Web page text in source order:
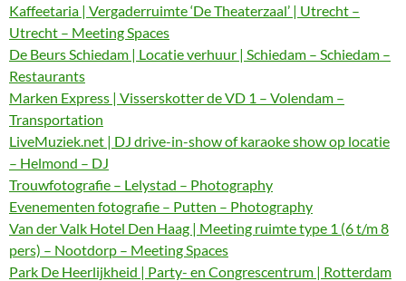
Kaffeetaria | Vergaderruimte ‘De Theaterzaal’ | Utrecht –
Utrecht – Meeting Spaces
De Beurs Schiedam | Locatie verhuur | Schiedam – Schiedam –
Restaurants
Marken Express | Visserskotter de VD 1 – Volendam –
Transportation
LiveMuziek.net | DJ drive-in-show of karaoke show op locatie
– Helmond – DJ
Trouwfotografie – Lelystad – Photography
Evenementen fotografie – Putten – Photography
Van der Valk Hotel Den Haag | Meeting ruimte type 1 (6 t/m 8
pers) – Nootdorp – Meeting Spaces
Park De Heerlijkheid | Party- en Congrescentrum | Rotterdam